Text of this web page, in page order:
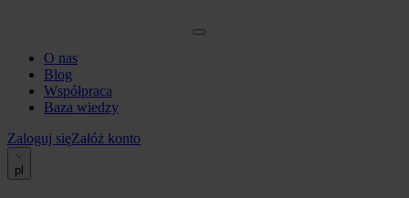
O nas
Blog
Współpraca
Baza wiedzy
Zaloguj sięZałóż konto
pl